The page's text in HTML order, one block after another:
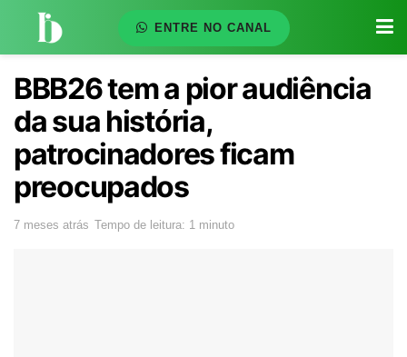
ENTRE NO CANAL
BBB26 tem a pior audiência
da sua história,
patrocinadores ficam
preocupados
7 meses atrás Tempo de leitura: 1 minuto